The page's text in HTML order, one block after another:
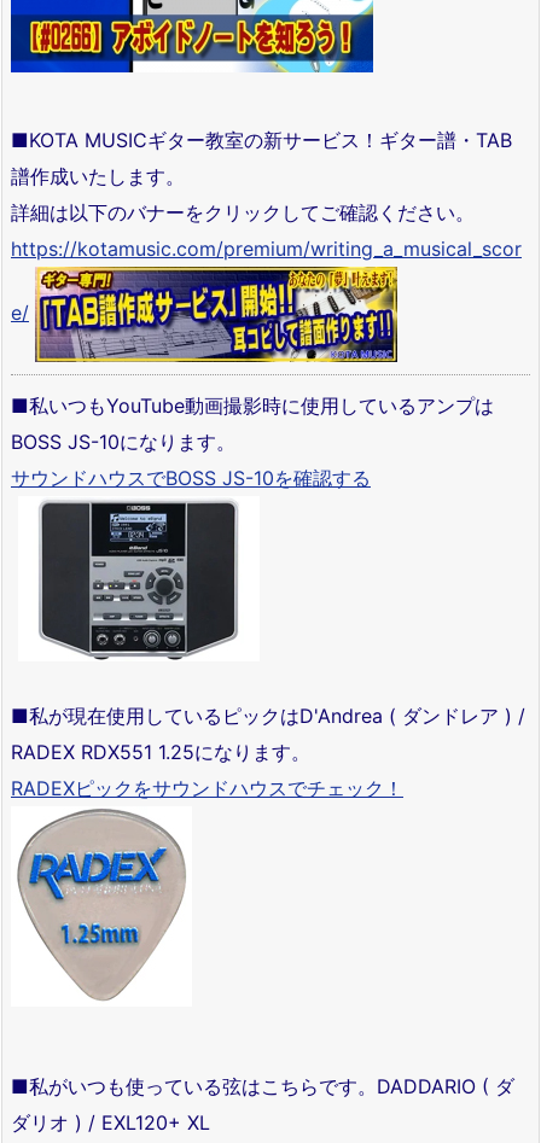
■KOTA MUSICギター教室の新サービス！ギター譜・TAB
譜作成いたします。
詳細は以下のバナーをクリックしてご確認ください。
https://kotamusic.com/premium/writing_a_musical_scor
e/
■私いつもYouTube動画撮影時に使用しているアンプは
BOSS JS-10になります。
サウンドハウスでBOSS JS-10を確認する
■私が現在使用しているピックはD'Andrea ( ダンドレア ) /
RADEX RDX551 1.25になります。
RADEXピックをサウンドハウスでチェック！
■私がいつも使っている弦はこちらです。DADDARIO ( ダ
ダリオ ) / EXL120+ XL